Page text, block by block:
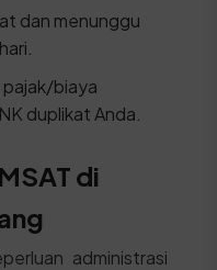
dan menunggu
biaya
duplikat Anda.
di
administrasi